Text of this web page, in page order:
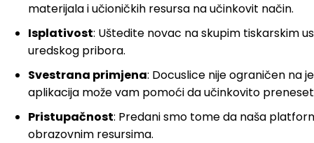
materijala i učioničkih resursa na učinkovit način.
Isplativost: Uštedite novac na skupim tiskarskim
uredskog pribora.
Svestrana primjena: Docuslice nije ograničen na
aplikacija može vam pomoći da učinkovito
Pristupačnost: Predani smo tome da naša
obrazovnim resursima.